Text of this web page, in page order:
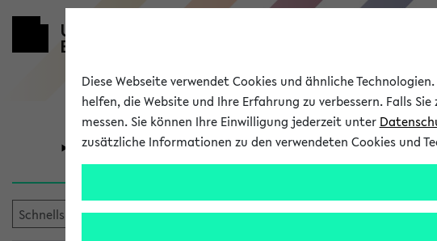
Universität Forschung Studium
Im eKVV
Diese Webseite verwendet Cookies und ähnliche
helfen, die Website und Ihre Erfahrung zu verbessern. Falls
messen. Sie können Ihre Einwilligung jederzeit unter
zusätzliche Informationen zu den verwendeten Cookies und